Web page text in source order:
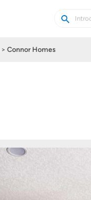
Buscar
casas
Buscar
Connor Homes